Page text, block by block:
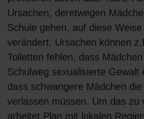
Ursachen, deretwegen
Schule gehen, auf diese
verändert. Ursachen können
Toiletten fehlen, dass
Schulweg sexualisierte Gewalt
dass schwangere Mädchen
verlassen müssen. Um das zu
arbeitet Plan mit lokalen